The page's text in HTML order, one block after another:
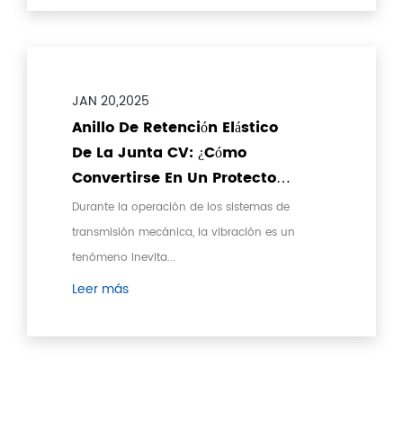
JAN 20,2025
Anillo De Retención Elástico
De La Junta CV: ¿Cómo
Convertirse En Un Protector
De Amortiguación De
Vibración Para Sistemas De
Transmisión Mecánica?
Durante la operación de los sistemas de
transmisión mecánica, la vibración es un
fenómeno inevita...
Leer más